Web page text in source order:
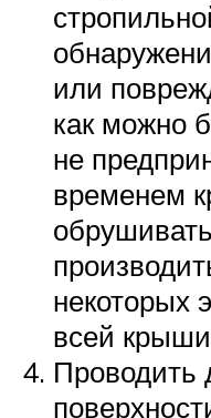
или
как можно
не
временем
некоторых
всей
Проводить